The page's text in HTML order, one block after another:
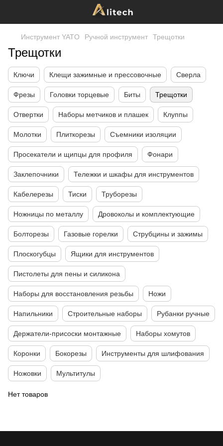
Инструмент YATO Ручной инструмент Трещотки
Трещотки
Ключи Клещи зажимные и прессовочные Сверла
Фрезы Головки торцевые Биты Трещотки
Отвертки Наборы метчиков и плашек Клуппы
Молотки Плиткорезы Съемники изоляции
Просекатели и щипцы для профиля Фонари
Заклепочники Тележки и шкафы для инструментов
Кабелерезы Тиски Труборезы
Ножницы по металлу Дровоколы и комплектующие
Болторезы Газовые горелки Струбцины и зажимы
Плоскогубцы Ящики для инструментов
Пистолеты для пены и силикона
Наборы для восстановления резьбы Ножи
Напильники Строительные наборы Рубанки ручные
Держатели-присоски монтажные Наборы хомутов
Коронки Бокорезы Инструменты для шлифования
Ножовки Мультитулы
Нет товаров